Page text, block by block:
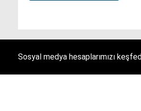
Sosyal medya hesaplarımızı